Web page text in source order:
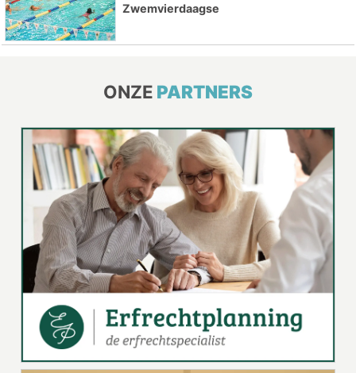
Zwemvierdaagse
ONZE PARTNERS